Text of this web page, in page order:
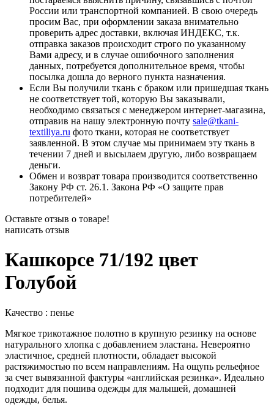
России или транспортной компанией. В свою очередь
просим Вас, при оформлении заказа внимательно
проверить адрес доставки, включая ИНДЕКС, т.к.
отправка заказов происходит строго по указанному
Вами адресу, и в случае ошибочного заполнения
данных, потребуется дополнительное время, чтобы
посылка дошла до верного пункта назначения.
Если Вы получили ткань с браком или пришедшая ткань
не соответствует той, которую Вы заказывали,
необходимо связаться с менеджером интернет-магазина,
отправив на нашу электронную почту sale@tkani-
textiliya.ru фото ткани, которая не соответствует
заявленной. В этом случае мы принимаем эту ткань в
течении 7 дней и высылаем другую, либо возвращаем
деньги.
Обмен и возврат товара производится соответственно
Закону РФ ст. 26.1. Закона РФ «О защите прав
потребителей»
Оставьте отзыв о товаре!
написать отзыв
Кашкорсе 71/192 цвет
Голубой
Качество : пенье
Мягкое трикотажное полотно в крупную резинку на основе
натурального хлопка с добавлением эластана. Невероятно
эластичное, средней плотности, обладает высокой
растяжимостью по всем направлениям. На ощупь рельефное
за счет вывязанной фактуры «английская резинка». Идеально
подходит для пошива одежды для малышей, домашней
одежды, белья.